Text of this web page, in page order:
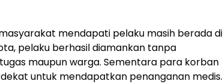
mendapati pelaku masih berada di
pelaku berhasil diamankan tanpa
maupun warga. Sementara para korban
untuk mendapatkan penanganan medis.